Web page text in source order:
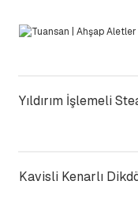
Yıldırım İşlemeli
Kavisli Kenarlı